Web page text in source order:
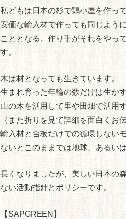
私どもは日本の杉で鶏小屋を作って
安価な輸入材で作っても同じよう
こととなる。作り手がそれをやっ
す。
木は材となっても生きています。
生まれ育った年輪の数だけは生か
山の木を活用して里や田畑で活用
（また折りを見て詳細を面白くお
輸入材と合板だけでの循環しない
ないとこのままでは地球、あるい
長くなりましたが、美しい日本の
ない活動指針とポリシーです。
【SAPGREEN】